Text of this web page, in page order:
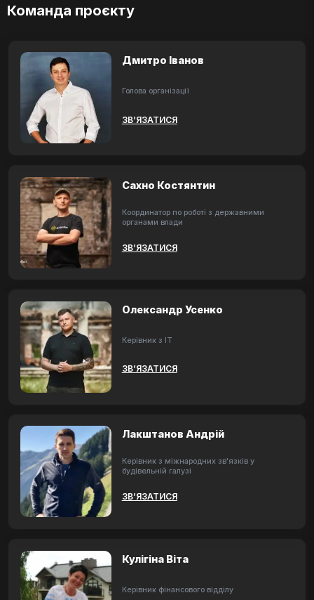
Команда проєкту
Дмитро Іванов
Голова організації
ЗВ’ЯЗАТИСЯ
Сахно Костянтин
Координатор по роботі з державними
органами влади
ЗВ’ЯЗАТИСЯ
Олександр Усенко
Керівник з ІТ
ЗВ’ЯЗАТИСЯ
Лакштанов Андрій
Керівник з міжнародних зв'язків у
будівельній галузі
ЗВ’ЯЗАТИСЯ
Кулігіна Віта
Керівник фінансового відділу